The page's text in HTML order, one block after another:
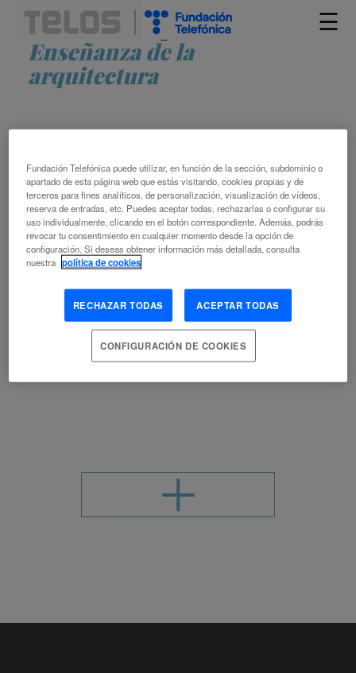
☰
Artículos etiquetados como
Enseñanza de la
arquitectura
LA VANGUARDIA DE LA
ARQUITECTURA EDUCATIVA
MARÍA EUGENIA MACIÁ
JAVIER CAMACHO
ARQUITECTURA CHATBOTCONOCIMIENTO
CREATIVIDADDISEÑO ARQUITECTÓNICODOCENTEEMPLEO
ENSEÑANZA DE LA ARQUITECTURA
Fundación Telefónica puede utilizar, en función de la sección, subdominio o
apartado de esta página web que estás visitando, cookies propias y de
terceros para fines analíticos, de personalización, visualización de vídeos,
reserva de entradas, etc. Puedes aceptar todas, rechazarlas o configurar su
uso individualmente, clicando en el botón correspondiente. Además, podrás
revocar tu consentimiento en cualquier momento desde la opción de
configuración. Si deseas obtener información más detallada, consulta
nuestra política de cookies
RECHAZAR TODAS ACEPTAR TODAS
CONFIGURACIÓN DE COOKIES